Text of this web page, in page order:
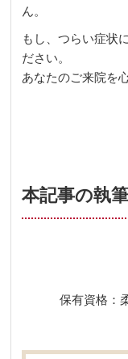
ん。
もし、つらい症状
ださい。
あなたのご来院を
本記事の執
保有資格：